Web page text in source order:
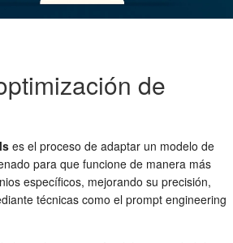
de
es el proceso de adaptar un modelo de
para que funcione de manera más
específicos, mejorando su precisión,
técnicas como el prompt engineering